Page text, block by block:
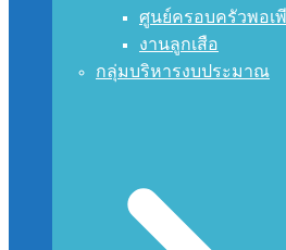
ศูนย์ครอบครัวพอเ
งานลูกเสือ
กลุ่มบริหารงบประมาณ